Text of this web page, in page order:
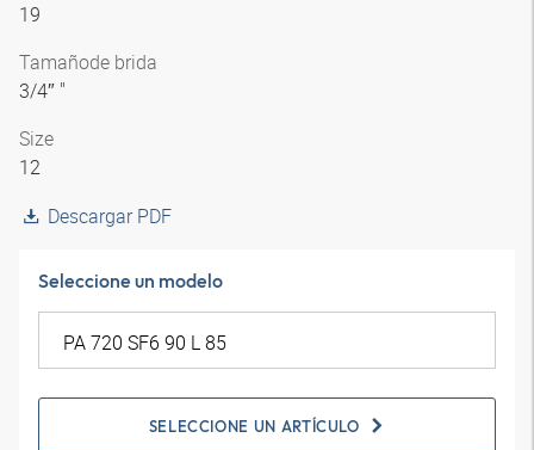
19
Tamañode brida
3/4″ "
Size
12
Descargar PDF
Seleccione un modelo
SELECCIONE UN ARTÍCULO